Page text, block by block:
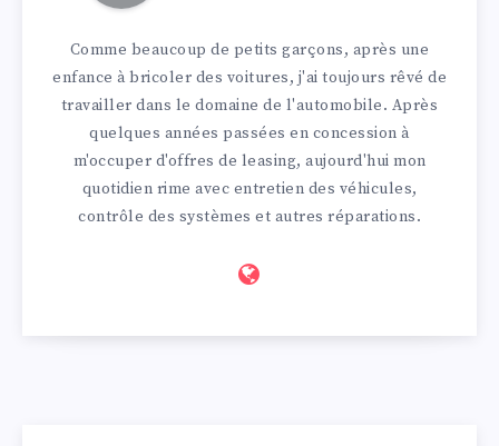
Comme beaucoup de petits garçons, après une
enfance à bricoler des voitures, j'ai toujours rêvé de
travailler dans le domaine de l'automobile. Après
quelques années passées en concession à
m'occuper d'offres de leasing, aujourd'hui mon
quotidien rime avec entretien des véhicules,
contrôle des systèmes et autres réparations.